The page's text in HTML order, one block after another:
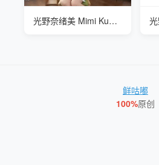
光野奈绪美 Mimi Kuno JRZE-137 日本家庭主妇的探索
鲜咕嘟
100%原创